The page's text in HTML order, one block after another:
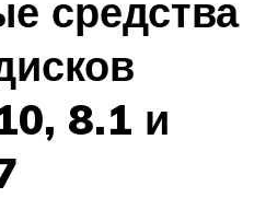
средства
8.1 и